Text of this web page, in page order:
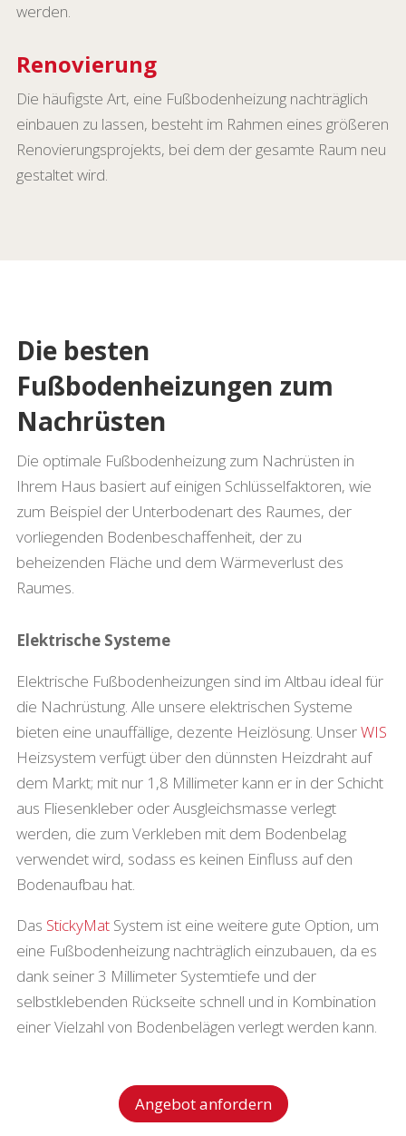
werden.
Renovierung
Die häufigste Art, eine Fußbodenheizung nachträglich
einbauen zu lassen, besteht im Rahmen eines größeren
Renovierungsprojekts, bei dem der gesamte Raum neu
gestaltet wird.
Die besten
Fußbodenheizungen zum
Nachrüsten
Die optimale Fußbodenheizung zum Nachrüsten in
Ihrem Haus basiert auf einigen Schlüsselfaktoren, wie
zum Beispiel der Unterbodenart des Raumes, der
vorliegenden Bodenbeschaffenheit, der zu
beheizenden Fläche und dem Wärmeverlust des
Raumes.
Elektrische Systeme
Elektrische Fußbodenheizungen sind im Altbau ideal für
die Nachrüstung. Alle unsere elektrischen Systeme
bieten eine unauffällige, dezente Heizlösung. UnserWIS
Heizsystem verfügt über den dünnsten Heizdraht auf
dem Markt; mit nur 1,8 Millimeter kann er in der Schicht
aus Fliesenkleber oder Ausgleichsmasse verlegt
werden, die zum Verkleben mit dem Bodenbelag
verwendet wird, sodass es keinen Einfluss auf den
Bodenaufbau hat.
Das StickyMatSystem ist eine weitere gute Option, um
eine Fußbodenheizung nachträglich einzubauen, da es
dank seiner 3 Millimeter Systemtiefe und der
selbstklebenden Rückseite schnell und in Kombination
einer Vielzahl von Bodenbelägen verlegt werden kann.
Angebot anfordern